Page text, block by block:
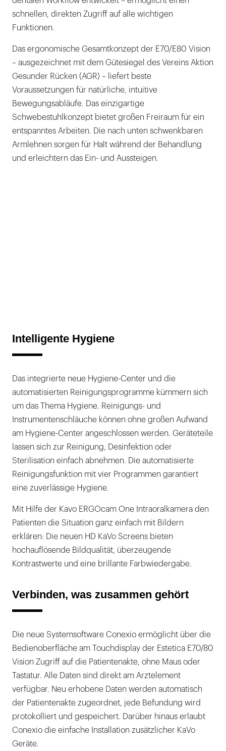
schnellen, direkten Zugriff auf alle wichtigen
Funktionen.
Das ergonomische Gesamtkonzept der E70/E80 Vision
– ausgezeichnet mit dem Gütesiegel des Vereins Aktion
Gesunder Rücken (AGR) – liefert beste
Voraussetzungen für natürliche, intuitive
Bewegungsabläufe. Das einzigartige
Schwebestuhlkonzept bietet großen Freiraum für ein
entspanntes Arbeiten. Die nach unten schwenkbaren
Armlehnen sorgen für Halt während der Behandlung
und erleichtern das Ein- und Aussteigen.
Intelligente Hygiene
Das integrierte neue Hygiene-Center und die
automatisierten Reinigungsprogramme kümmern sich
um das Thema Hygiene. Reinigungs- und
Instrumentenschläuche können ohne großen Aufwand
am Hygiene-Center angeschlossen werden. Geräteteile
lassen sich zur Reinigung, Desinfektion oder
Sterilisation einfach abnehmen. Die automatisierte
Reinigungsfunktion mit vier Programmen garantiert
eine zuverlässige Hygiene.
Mit Hilfe der Kavo ERGOcam One Intraoralkamera den
Patienten die Situation ganz einfach mit Bildern
erklären: Die neuen HD KaVo Screens bieten
hochauflösende Bildqualität, überzeugende
Kontrastwerte und eine brillante Farbwiedergabe.
Verbinden, was zusammen gehört
Die neue Systemsoftware Conexio ermöglicht über die
Bedienoberfläche am Touchdisplay der Estetica E70/80
Vision Zugriff auf die Patientenakte, ohne Maus oder
Tastatur. Alle Daten sind direkt am Arztelement
verfügbar. Neu erhobene Daten werden automatisch
der Patientenakte zugeordnet, jede Befundung wird
protokolliert und gespeichert. Darüber hinaus erlaubt
Conexio die einfache Installation zusätzlicher KaVo
Geräte.